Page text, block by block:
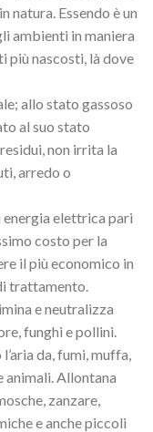
natura. Essendo è un
ambienti in maniera
più nascosti, là dove
allo stato gassoso
al suo stato
non irrita la
arredo o
energia elettrica pari
costo per la
il più economico in
trattamento.
e neutralizza
funghi e pollini.
da, fumi, muffa,
animali. Allontana
zanzare,
e anche piccoli